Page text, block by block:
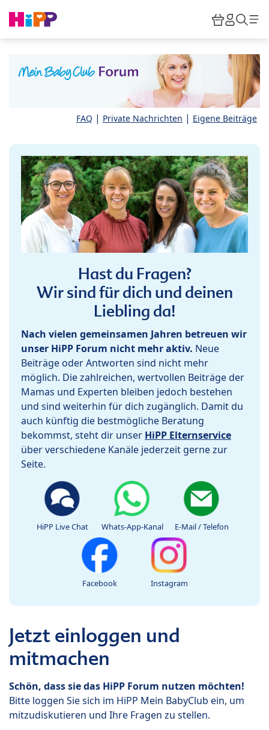
HiPP
FAQ | Private Nachrichten | Eigene Beiträge
Hast du Fragen?
Wir sind für dich und deinen
Liebling da!
Nach vielen gemeinsamen Jahren betreuen wir
unser HiPP Forum nicht mehr aktiv. Neue
Beiträge oder Antworten sind nicht mehr
möglich. Die zahlreichen, wertvollen Beiträge der
Mamas und Experten bleiben jedoch bestehen
und sind weiterhin für dich zugänglich. Damit du
auch künftig die bestmögliche Beratung
bekommst, steht dir unser HiPP Elternservice
über verschiedene Kanäle jederzeit gerne zur
Seite.
HiPP Live Chat Whats-App-Kanal E-Mail / Telefon
Facebook Instagram
Jetzt einloggen und
mitmachen
Schön, dass sie das HiPP Forum nutzen möchten!
Bitte loggen Sie sich im HiPP Mein BabyClub ein, um
mitzudiskutieren und Ihre Fragen zu stellen.